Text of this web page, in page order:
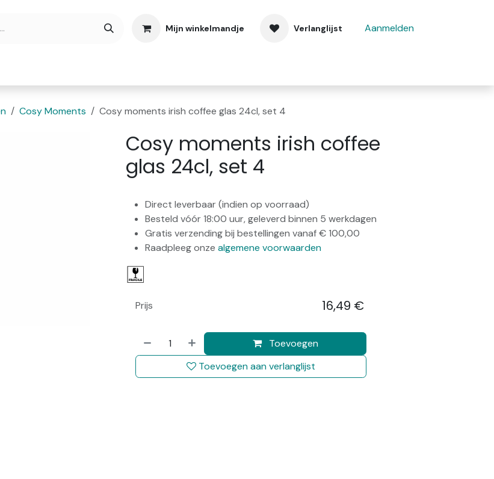
Mijn winkelmandje Verlanglijst Aanmelden
Cosy Moments Cosy moments irish coffee glas 24cl, set 4
Cosy moments irish coffee
glas 24cl, set 4
Direct leverbaar (indien op voorraad)
Besteld vóór 18:00 uur, geleverd binnen 5 werkdagen
Gratis verzending bij bestellingen vanaf € 100,00
Raadpleeg onze algemene voorwaarden
Toevoegen
Toevoegen aan verlanglijst
Prijs 16,49 €